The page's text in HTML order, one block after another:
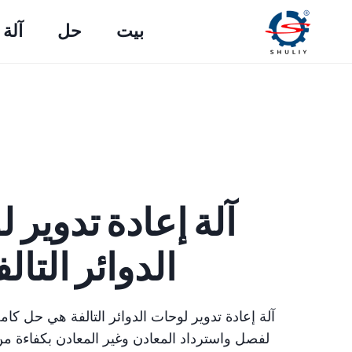
المحتوى
بيت حل
آلة إعادة
الدوائر
آلة إعادة تدوير لوحات الدوائر التالفة هي حل
لفصل واسترداد المعادن وغير المعادن بكفاءة من